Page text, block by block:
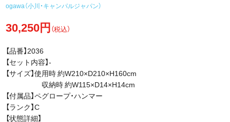
ogawa（小川・キャンパルジャパン）
30,250円（税込）
【品番】2036
【セット内容】-
【サイズ】使用時 約W210×D210×H160cm
収納時 約W115×D14×H14cm
【付属品】ペグロープ・ハンマー
【ランク】C
【状態詳細】